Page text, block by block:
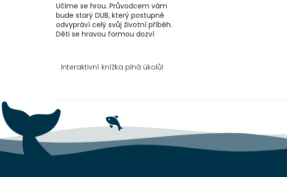
Učíme se hrou. Průvodcem vám
bude starý DUB, který postupně
odvypráví celý svůj životní příběh.
Děti se hravou formou dozví
Interaktivní knížka plná úkolů!